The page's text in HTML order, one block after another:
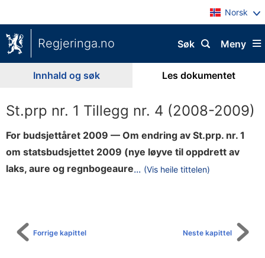
Norsk
Regjeringa.no Meny
Søk
Innhald og søk Les dokumentet
St.prp nr. 1 Tillegg nr. 4 (2008-2009)
For budsjettåret 2009 — Om endring av St.prp. nr. 1
om statsbudsjettet 2009 (nye løyve til oppdrett av
laks, aure og regnbogeaure... (Vis heile tittelen)
9
Neste kapittel
Forrige kapittel